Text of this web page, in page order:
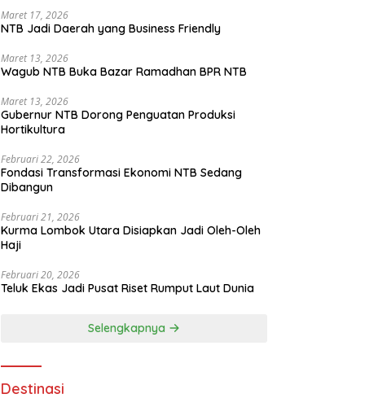
Maret 17, 2026
NTB Jadi Daerah yang Business Friendly
Maret 13, 2026
Wagub NTB Buka Bazar Ramadhan BPR NTB
Maret 13, 2026
Gubernur NTB Dorong Penguatan Produksi
Hortikultura
Februari 22, 2026
Fondasi Transformasi Ekonomi NTB Sedang
Dibangun
Februari 21, 2026
Kurma Lombok Utara Disiapkan Jadi Oleh-Oleh
Haji
Februari 20, 2026
Teluk Ekas Jadi Pusat Riset Rumput Laut Dunia
Selengkapnya
Destinasi